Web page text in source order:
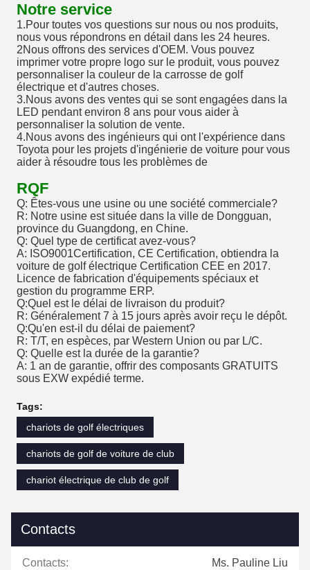
Notre service
1.Pour toutes vos questions sur nous ou nos produits,
nous vous répondrons en détail dans les 24 heures.
2Nous offrons des services d'OEM. Vous pouvez
imprimer votre propre logo sur le produit, vous pouvez
personnaliser la couleur de la carrosse de golf
électrique et d'autres choses.
3.Nous avons des ventes qui se sont engagées dans la
LED pendant environ 8 ans pour vous aider à
personnaliser la solution de vente.
4.Nous avons des ingénieurs qui ont l'expérience dans
Toyota pour les projets d'ingénierie de voiture pour vous
aider à résoudre tous les problèmes de
RQF
Q: Êtes-vous une usine ou une société commerciale?
R: Notre usine est située dans la ville de Dongguan,
province du Guangdong, en Chine.
Q: Quel type de certificat avez-vous?
A: ISO9001Certification, CE Certification, obtiendra la
voiture de golf électrique Certification CEE en 2017.
Licence de fabrication d'équipements spéciaux et
gestion du programme ERP.
Q:Quel est le délai de livraison du produit?
R: Généralement 7 à 15 jours après avoir reçu le dépôt.
Q:Qu'en est-il du délai de paiement?
R: T/T, en espèces, par Western Union ou par L/C.
Q: Quelle est la durée de la garantie?
A: 1 an de garantie, offrir des composants GRATUITS
sous EXW expédié terme.
Tags:
chariots de golf électriques
chariots de golf de voiture de club
chariot électrique de club de golf
Contacts
Contacts: Ms. Pauline Liu